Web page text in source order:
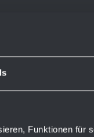
Funktionen für